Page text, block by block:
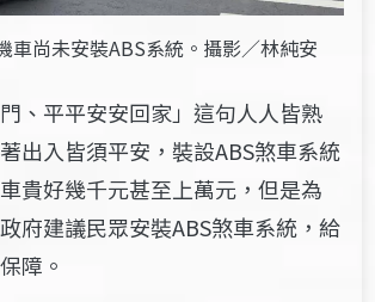
車尚未安裝ABS系統。攝影／林純安
門、平平安安回家」這句人人皆熟
出入皆須平安，裝設ABS煞車系統
貴好幾千元甚至上萬元，但是為
府建議民眾安裝ABS煞車系統，給
障。